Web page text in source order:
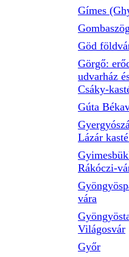
Gímes
Gombaszög
Göd
Görgő:
udvarház
Csáky-
Gúta
Lázár
Rákóczi-
vára
Világosvár
Győr